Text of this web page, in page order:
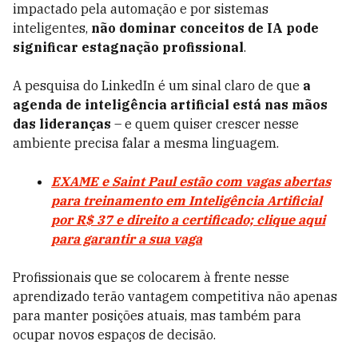
impactado pela automação e por sistemas
inteligentes, não dominar conceitos de IA pode
significar estagnação profissional.
A pesquisa do LinkedIn é um sinal claro de que a
agenda de inteligência artificial está nas mãos
das lideranças – e quem quiser crescer nesse
ambiente precisa falar a mesma linguagem.
EXAME e Saint Paul estão com vagas abertas
para treinamento em Inteligência Artificial
por R$ 37 e direito a certificado; clique aqui
para garantir a sua vaga
Profissionais que se colocarem à frente nesse
aprendizado terão vantagem competitiva não apenas
para manter posições atuais, mas também para
ocupar novos espaços de decisão.